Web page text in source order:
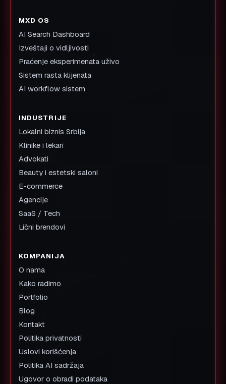
MXD OS
AI Search Dashboard
Izveštaji o vidljivosti
Praćenje eksperimenata uživo
Sistem rasta klijenata
AI workflow sistem
INDUSTRIJE
Lokalni biznis Srbija
Klinike i lekari
Advokati
Beauty i estetski saloni
E-commerce
Agencije
SaaS / Tech
Lični brendovi
KOMPANIJA
O nama
Kako radimo
Portfolio
Blog
Kontakt
Politika privatnosti
Uslovi korišćenja
Politika AI sadržaja
Ugovor o obradi podataka